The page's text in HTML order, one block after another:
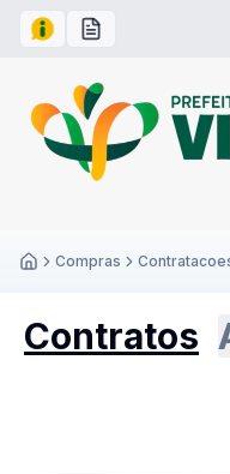
Acesso à Informação
Carta de Serviços
Compras
Contratos